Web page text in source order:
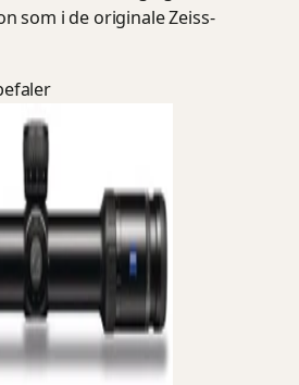
som i de originale Zeiss-